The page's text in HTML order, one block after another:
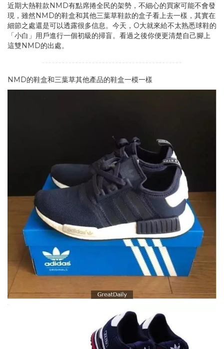
近期大熱鞋款NMD有點席捲全民的架勢，不細心的買家可能不會發
現，雖然NMD的鞋盒和其他三葉草鞋款的盒子看上去一樣，其實在
細節之處還是可以透露很多信息。今天，O大就來給不太熟悉球鞋的
「小白」用戶進行一個初級的掃盲。看過之後你便更清楚自己腳上
這雙NMD的出處。
NMD的鞋盒和三葉草其他產品的鞋盒一模一樣